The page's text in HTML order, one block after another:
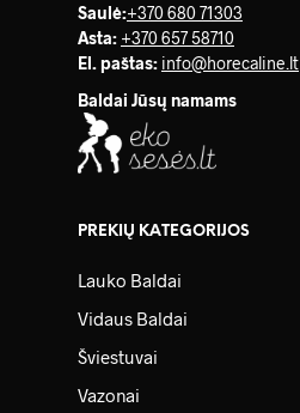
Saulė:+370 680 71303
Asta: +370 657 58710
El. paštas: info@horecaline.lt
Baldai Jūsų namams
PREKIŲ KATEGORIJOS
Lauko Baldai
Vidaus Baldai
Šviestuvai
Vazonai